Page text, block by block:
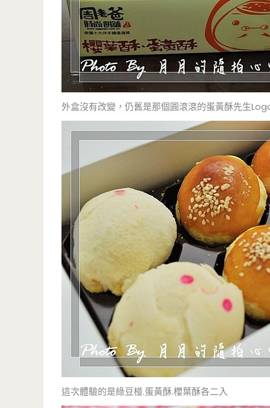
外盒沒有改變，仍舊是那個圓滾滾的蛋黃酥先生
這次體驗的是綠豆椪.蛋黃酥.櫻葉酥各二入